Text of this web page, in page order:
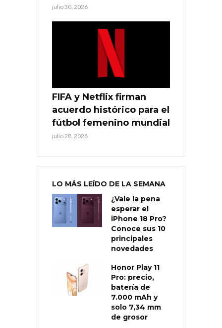
julio 30, 2026
FIFA y Netflix firman
acuerdo histórico para el
fútbol femenino mundial
julio 28, 2026
LO MÁS LEÍDO DE LA SEMANA
¿Vale la pena
esperar el
iPhone 18 Pro?
Conoce sus 10
principales
novedades
Honor Play 11
Pro: precio,
batería de
7.000 mAh y
solo 7,34 mm
de grosor